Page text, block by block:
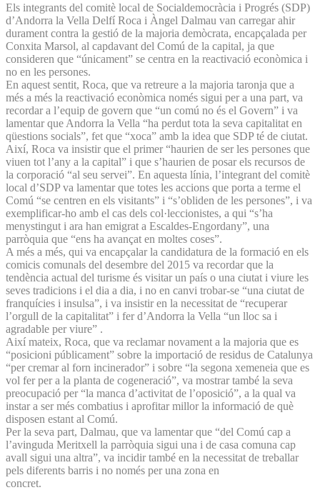
Els integrants del comitè local de Socialdemocràcia i Progrés (SDP)
d’Andorra la Vella Delfí Roca i Àngel Dalmau van carregar ahir
durament contra la gestió de la majoria demòcrata, encapçalada per
Conxita Marsol, al capdavant del Comú de la capital, ja que
consideren que “únicament” se centra en la reactivació econòmica i
no en les persones.
En aquest sentit, Roca, que va retreure a la majoria taronja que a
més a més la reactivació econòmica només sigui per a una part, va
recordar a l’equip de govern que “un comú no és el Govern” i va
lamentar que Andorra la Vella “ha perdut tota la seva capitalitat en
qüestions socials”, fet que “xoca” amb la idea que SDP té de ciutat.
Així, Roca va insistir que el primer “haurien de ser les persones que
viuen tot l’any a la capital” i que s’haurien de posar els recursos de
la corporació “al seu servei”. En aquesta línia, l’integrant del comitè
local d’SDP va lamentar que totes les accions que porta a terme el
Comú “se centren en els visitants” i “s’obliden de les persones”, i va
exemplificar-ho amb el cas dels col·leccionistes, a qui “s’ha
menystingut i ara han emigrat a Escaldes-Engordany”, una
parròquia que “ens ha avançat en moltes coses”.
A més a més, qui va encapçalar la candidatura de la formació en els
comicis comunals del desembre del 2015 va recordar que la
tendència actual del turisme és visitar un país o una ciutat i viure les
seves tradicions i el dia a dia, i no en canvi trobar-se “una ciutat de
fran­quícies i insulsa”, i va insistir en la necessitat de “recuperar
l’orgull de la capitalitat” i fer d’Andorra la Vella “un lloc sa i
agradable per viure” .
Així mateix, Roca, que va reclamar novament a la majoria que es
“posicioni públicament” sobre la importació de residus de Catalunya
“per cremar al forn incinerador” i sobre “la segona xemeneia que es
vol fer per a la planta de cogeneració”, va mostrar també la seva
preocupació per “la manca d’activitat de l’oposició”, a la qual va
instar a ser més combatius i aprofitar millor la informació de què
disposen estant al Comú.
Per la seva part, Dalmau, que va lamentar que “del Comú cap a
l’avinguda Meritxell la parròquia sigui una i de casa comuna cap
avall sigui una altra”, va incidir també en la necessitat de treballar
pels diferents barris i no només per una zona en
concret.